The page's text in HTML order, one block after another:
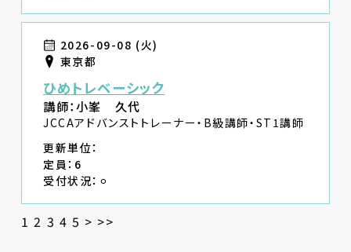
2026-09-08 (火)
東京都
ひめトレベーシック
講師：小峯 久代
JCCAアドバンストトレーナー・B級講師・ST1講師
更新単位：
定員：6
受付状況：⚪︎
1 2 3 4 5 > >>